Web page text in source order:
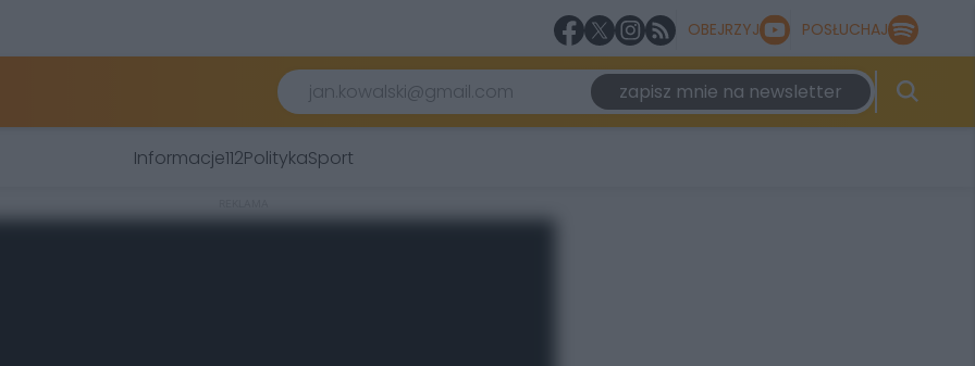
OBEJRZYJ POSŁUCHAJ
zapisz mnie na newsletter
Informacje112PolitykaSport